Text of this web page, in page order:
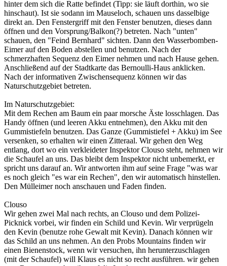
hinter dem sich die Ratte befindet (Tipp: sie läuft dorthin, wo sie
hinschaut). Ist sie sodann im Mauseloch, schauen uns dasselbige
direkt an. Den Fenstergriff mit den Fenster benutzen, dieses dann
öffnen und den Vorsprung/Balkon(?) betreten. Nach "unten"
schauen, den "Feind Bernhard" sichten. Dann den Wasserbomben-
Eimer auf den Boden abstellen und benutzen. Nach der
schmerzhaften Sequenz den Eimer nehmen und nach Hause gehen.
Anschließend auf der Stadtkarte das Bernoulli-Haus anklicken.
Nach der informativen Zwischensequenz können wir das
Naturschutzgebiet betreten.
Im Naturschutzgebiet:
Mit dem Rechen am Baum ein paar morsche Äste losschlagen. Das
Handy öffnen (und leeren Akku entnehmen), den Akku mit den
Gummistiefeln benutzen. Das Ganze (Gummistiefel + Akku) im See
versenken, so erhalten wir einen Zitteraal. Wir gehen den Weg
entlang, dort wo ein verkleideter Inspektor Clouso steht, nehmen wir
die Schaufel an uns. Das bleibt dem Inspektor nicht unbemerkt, er
spricht uns darauf an. Wir antworten ihm auf seine Frage "was war
es noch gleich "es war ein Rechen", den wir automatisch hinstellen.
Den Mülleimer noch anschauen und Faden finden.
Clouso
Wir gehen zwei Mal nach rechts, an Clouso und dem Polizei-
Picknick vorbei, wir finden ein Schild und Kevin. Wir verprügeln
den Kevin (benutze rohe Gewalt mit Kevin). Danach können wir
das Schild an uns nehmen. An den Probs Mountains finden wir
einen Bienenstock, wenn wir versuchen, ihn herunterzuschlagen
(mit der Schaufel) will Klaus es nicht so recht ausführen. wir gehen